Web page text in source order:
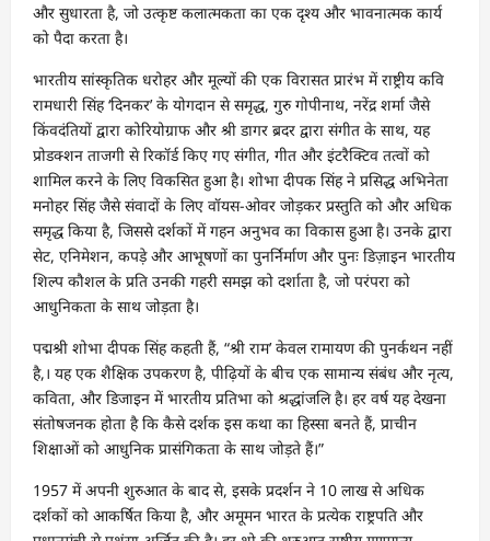
और सुधारता है, जो उत्कृष्ट कलात्मकता का एक दृश्य और भावनात्मक कार्य
को पैदा करता है।
भारतीय सांस्कृतिक धरोहर और मूल्यों की एक विरासत प्रारंभ में राष्ट्रीय कवि
रामधारी सिंह ‘दिनकर’ के योगदान से समृद्ध, गुरु गोपीनाथ, नरेंद्र शर्मा जैसे
किंवदंतियों द्वारा कोरियोग्राफ और श्री डागर ब्रदर द्वारा संगीत के साथ, यह
प्रोडक्शन ताजगी से रिकॉर्ड किए गए संगीत, गीत और इंटरैक्टिव तत्वों को
शामिल करने के लिए विकसित हुआ है। शोभा दीपक सिंह ने प्रसिद्ध अभिनेता
मनोहर सिंह जैसे संवादों के लिए वॉयस-ओवर जोड़कर प्रस्तुति को और अधिक
समृद्ध किया है, जिससे दर्शकों में गहन अनुभव का विकास हुआ है। उनके द्वारा
सेट, एनिमेशन, कपड़े और आभूषणों का पुनर्निर्माण और पुनः डिज़ाइन भारतीय
शिल्प कौशल के प्रति उनकी गहरी समझ को दर्शाता है, जो परंपरा को
आधुनिकता के साथ जोड़ता है।
पद्मश्री शोभा दीपक सिंह कहती हैं, “श्री राम’ केवल रामायण की पुनर्कथन नहीं
है,। यह एक शैक्षिक उपकरण है, पीढ़ियों के बीच एक सामान्य संबंध और नृत्य,
कविता, और डिजाइन में भारतीय प्रतिभा को श्रद्धांजलि है। हर वर्ष यह देखना
संतोषजनक होता है कि कैसे दर्शक इस कथा का हिस्सा बनते हैं, प्राचीन
शिक्षाओं को आधुनिक प्रासंगिकता के साथ जोड़ते हैं।”
1957 में अपनी शुरुआत के बाद से, इसके प्रदर्शन ने 10 लाख से अधिक
दर्शकों को आकर्षित किया है, और अमूमन भारत के प्रत्येक राष्ट्रपति और